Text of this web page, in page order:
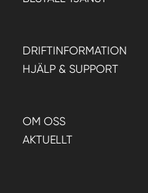
DRIFTINFORMATION
HJÄLP & SUPPORT
OM OSS
AKTUELLT